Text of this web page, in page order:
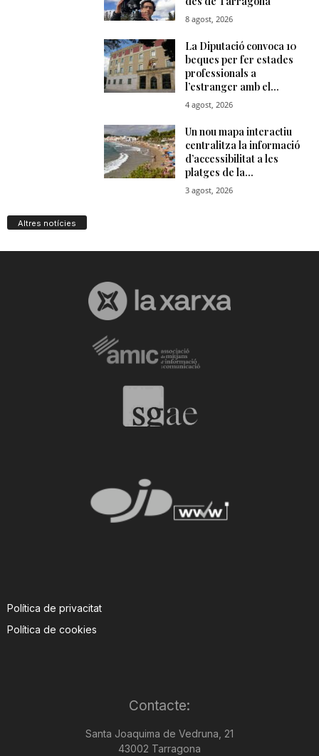
Altres notícies
Política de privacitat
Política de cookies
Contacte:
Santa Joaquima de Vedruna, 21
43002 Tarragona